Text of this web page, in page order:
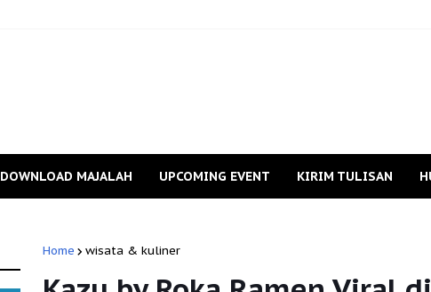
DOWNLOAD MAJALAH UPCOMING EVENT KIRIM TULISAN
Home wisata & kuliner